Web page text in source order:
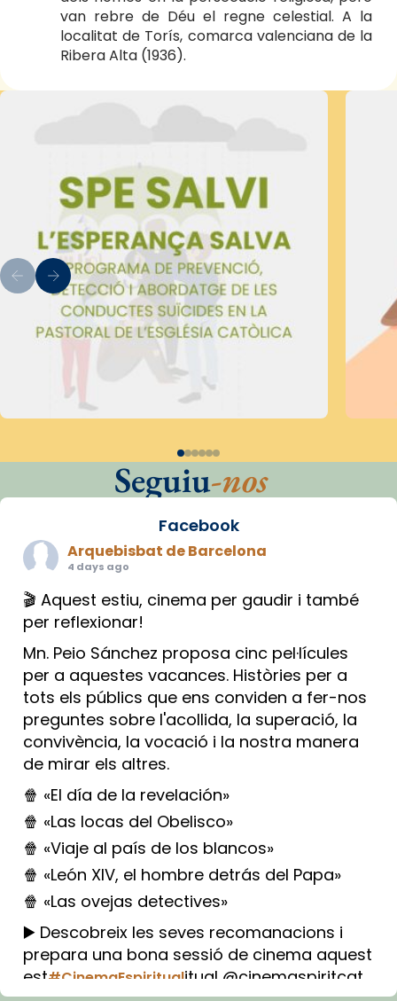
van rebre de Déu el regne celestial. A la
localitat de Torís, comarca valenciana de la
Ribera Alta (1936).
Seguiu-nos
Facebook
Arquebisbat de Barcelona
4 days ago
🎬 Aquest estiu, cinema per gaudir i també
per reflexionar!
Mn. Peio Sánchez proposa cinc pel·lícules
per a aquestes vacances. Històries per a
tots els públics que ens conviden a fer-nos
preguntes sobre l'acollida, la superació, la
convivència, la vocació i la nostra manera
de mirar els altres.
🍿 «El día de la revelación»
🍿 «Las locas del Obelisco»
🍿 «Viaje al país de los blancos»
🍿 «León XIV, el hombre detrás del Papa»
🍿 «Las ovejas detectives»
▶️ Descobreix les seves recomanacions i
prepara una bona sessió de cinema aquest
est#CinemaEspiritualitual @cinemaspiritcat